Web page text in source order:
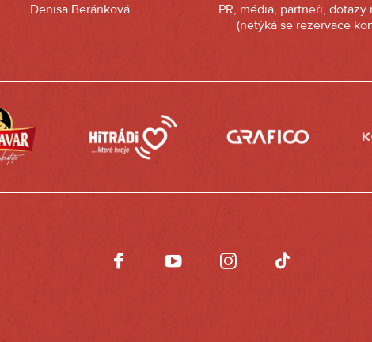
Denisa Beránková
PR, média, partneři, dotazy
(netýká se rezervace